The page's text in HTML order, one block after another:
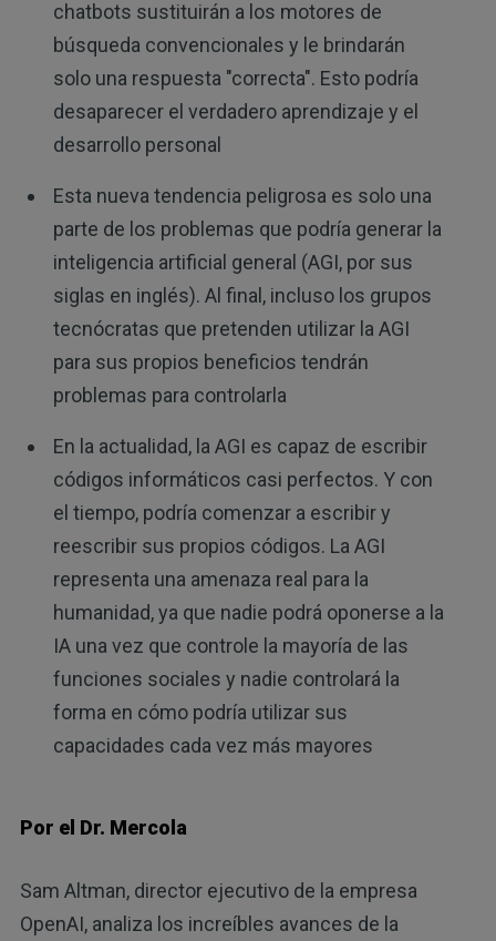
chatbots sustituirán a los motores de
búsqueda convencionales y le brindarán
solo una respuesta "correcta". Esto podría
desaparecer el verdadero aprendizaje y el
desarrollo personal
Esta nueva tendencia peligrosa es solo una
parte de los problemas que podría generar la
inteligencia artificial general (AGI, por sus
siglas en inglés). Al final, incluso los grupos
tecnócratas que pretenden utilizar la AGI
para sus propios beneficios tendrán
problemas para controlarla
En la actualidad, la AGI es capaz de escribir
códigos informáticos casi perfectos. Y con
el tiempo, podría comenzar a escribir y
reescribir sus propios códigos. La AGI
representa una amenaza real para la
humanidad, ya que nadie podrá oponerse a la
IA una vez que controle la mayoría de las
funciones sociales y nadie controlará la
forma en cómo podría utilizar sus
capacidades cada vez más mayores
Por el Dr. Mercola
Sam Altman, director ejecutivo de la empresa
OpenAI, analiza los increíbles avances de la